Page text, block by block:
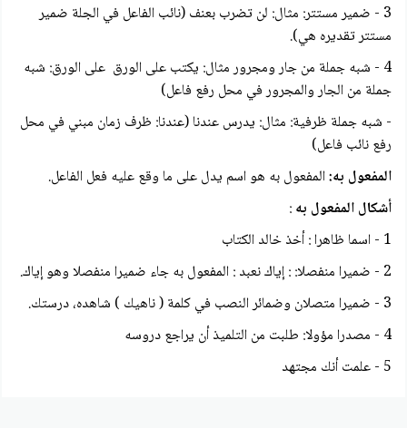
3 - ضمير مستتر: مثال: لن تضرب بعنف (نائب الفاعل في الجلة ضمير
مستتر تقديره هي).
4 - شبه جملة من جار ومجرور مثال: يكتب على الورق على الورق: شبه
جملة من الجار والمجرور في محل رفع فاعل)
- شبه جملة ظرفية: مثال: يدرس عندنا (عندنا: ظرف زمان مبني في محل
رفع نائب فاعل)
المفعول به:المفعول به هو اسم يدل على ما وقع عليه فعل الفاعل.
أشكال المفعول به:
1 - اسما ظاهرا : أخذ خالد الكتاب
2 - ضميرا منفصلا: : إياك نعبد : المفعول به جاء ضميرا منفصلا وهو إياك.
3 - ضميرا متصلان وضمائر النصب في كلمة ( ناهيك ) شاهده، درستك.
4 - مصدرا مؤولا: طلبت من التلميذ أن يراجع دروسه
5 - علمت أنك مجتهد